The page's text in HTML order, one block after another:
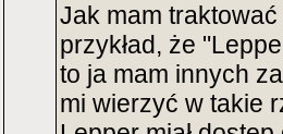
Jak mam
przykład, że
to ja mam innych
mi wierzyć w takie